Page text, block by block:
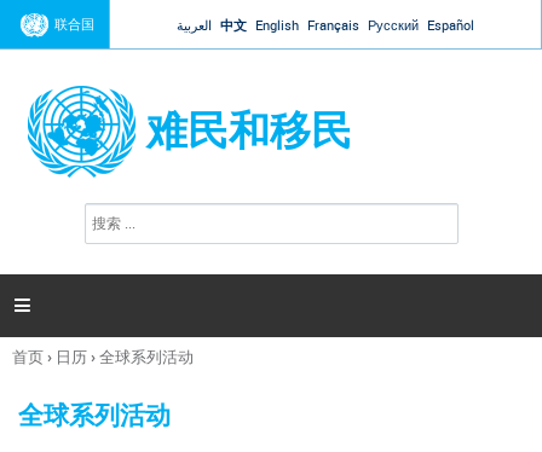
Jump to navigation
联合国 العربية 中文 English Français Русский Español
难民和移民
搜
索

你
这
首页› 日历›全球系列活动
全球系列活动